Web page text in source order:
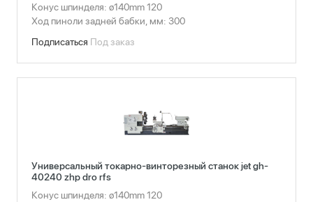
Конус шпинделя: ø140mm 120
Ход пиноли задней бабки, мм: 300
Подписаться Под заказ
Универсальный токарно-винторезный станок jet gh-
40240 zhp dro rfs
Конус шпинделя: ø140mm 120